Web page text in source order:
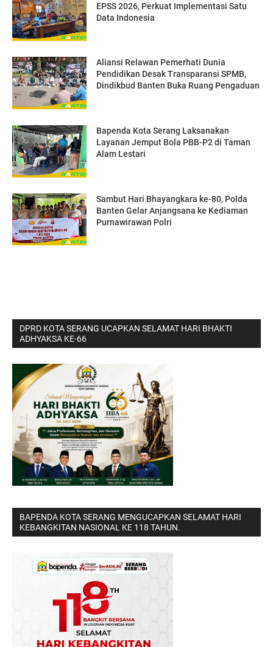
EPSS 2026, Perkuat Implementasi Satu
Data Indonesia
Aliansi Relawan Pemerhati Dunia
Pendidikan Desak Transparansi SPMB,
Dindikbud Banten Buka Ruang Pengaduan
Bapenda Kota Serang Laksanakan
Layanan Jemput Bola PBB-P2 di Taman
Alam Lestari
Sambut Hari Bhayangkara ke-80, Polda
Banten Gelar Anjangsana ke Kediaman
Purnawirawan Polri
DPRD KOTA SERANG UCAPKAN SELAMAT HARI BHAKTI
ADHYAKSA KE-66
BAPENDA KOTA SERANG MENGUCAPKAN SELAMAT HARI
KEBANGKITAN NASIONAL KE 118 TAHUN.